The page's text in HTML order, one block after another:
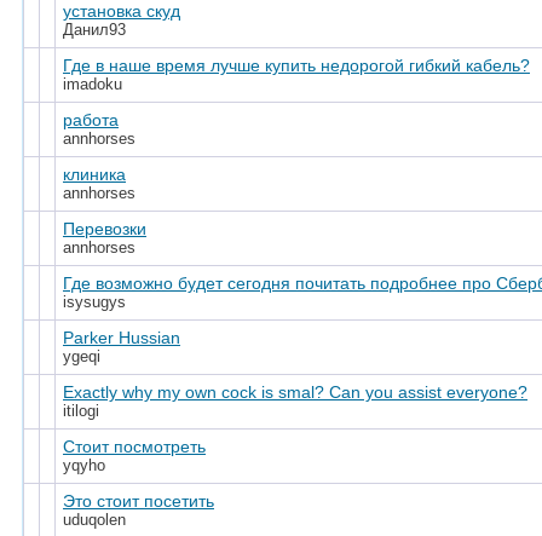
установка скуд
Данил93
Где в наше время лучше купить недорогой гибкий кабель?
imadoku
работа
annhorses
клиника
annhorses
Перевозки
annhorses
Где возможно будет сегодня почитать подробнее про
isysugys
Parker Hussian
ygeqi
Exactly why my own cock is smal? Can you assist everyone?
itilogi
Стоит посмотреть
yqyho
Это стоит посетить
uduqolen